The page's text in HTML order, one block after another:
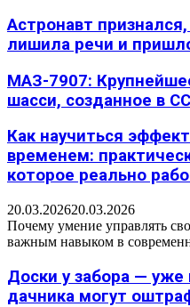
Астронавт
лишила речи и
МАЗ-7907:
шасси, созданное в
Как научиться
временем:
которое реально
20.03.202620.03.2026
Почему умение управлять
важным навыком в
Доски у забора — уже
дачника могут